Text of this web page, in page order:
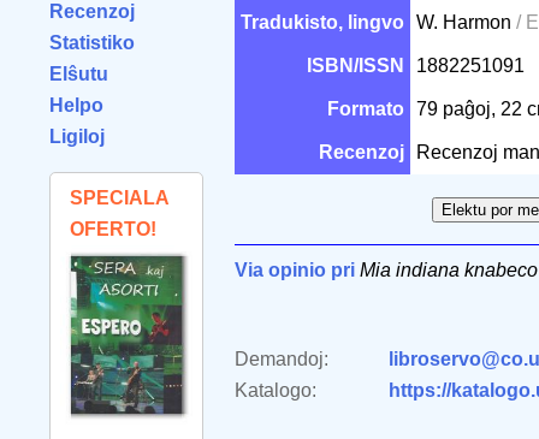
Recenzoj
Statistiko
Elŝutu
Helpo
Ligiloj
SPECIALA
OFERTO!
Tradukisto, lingvo W. Harmon /
ISBN/ISSN 1882251091
Formato 79 paĝoj, 22
Recenzoj Recenzoj
Via opinio pri Mia indiana knabeco
Demandoj:
Katalogo:
https://